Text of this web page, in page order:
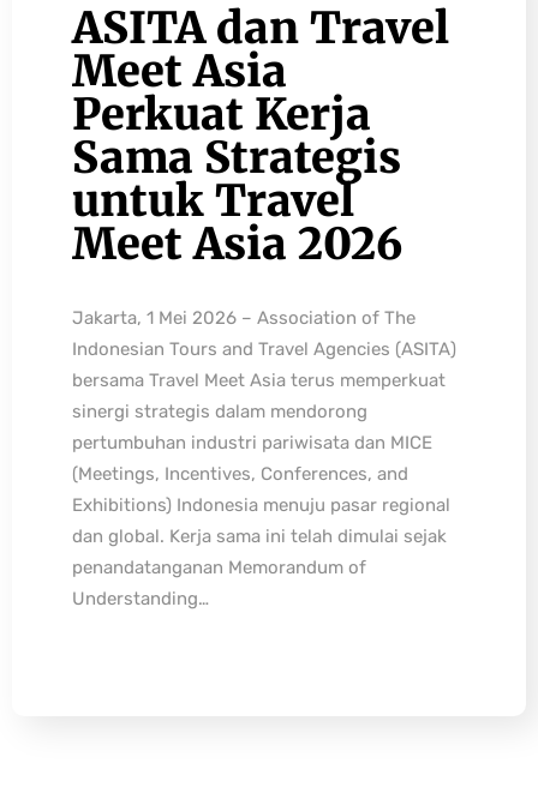
ASITA dan Travel
Meet Asia
Perkuat Kerja
Sama Strategis
untuk Travel
Meet Asia 2026
Jakarta, 1 Mei 2026 – Association of The
Indonesian Tours and Travel Agencies (ASITA)
bersama Travel Meet Asia terus memperkuat
sinergi strategis dalam mendorong
pertumbuhan industri pariwisata dan MICE
(Meetings, Incentives, Conferences, and
Exhibitions) Indonesia menuju pasar regional
dan global. Kerja sama ini telah dimulai sejak
penandatanganan Memorandum of
Understanding…